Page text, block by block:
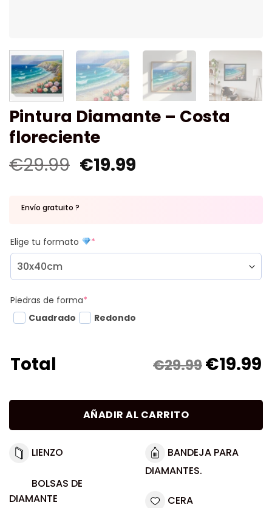
Pintura Diamante – Costa
floreciente
€29.99 €19.99
Envío gratuito ?
Elige tu formato *
Piedras de forma*
Cuadrado
Redondo
Total €29.99€19.99
AÑADIR AL CARRITO
LIENZO
BOLSAS DE
DIAMANTE
BANDEJA PARA
DIAMANTES.
CERA